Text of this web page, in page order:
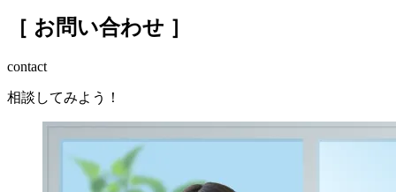
［ お問い合わせ ］
contact
相談してみよう！